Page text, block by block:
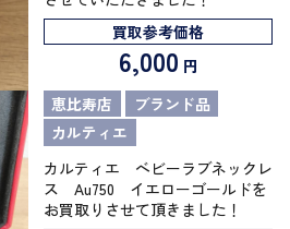
買取参考価格
6,000 円
恵比寿店
ブランド品
カルティエ
カルティエ ベビーラブネックレ
ス Au750 イエローゴールドを
お買取りさせて頂きました！